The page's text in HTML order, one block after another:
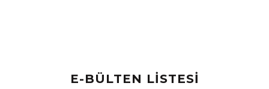
E-BÜLTEN LİSTESİ